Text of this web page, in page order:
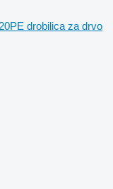
drobilica za drvo